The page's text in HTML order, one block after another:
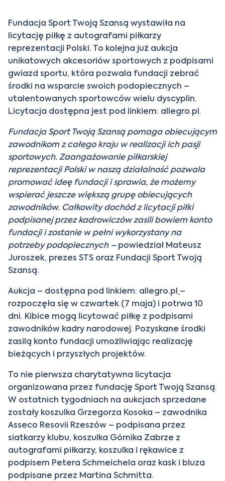
Fundacja Sport Twoją Szansą wystawiła na
licytację piłkę z autografami piłkarzy
reprezentacji Polski. To kolejna już aukcja
unikatowych akcesoriów sportowych z podpisami
gwiazd sportu, która pozwala fundacji zebrać
środki na wsparcie swoich podopiecznych –
utalentowanych sportowców wielu dyscyplin.
Licytacja dostępna jest pod linkiem: allegro.pl.
Fundacja Sport Twoją Szansą pomaga obiecującym
zawodnikom z całego kraju w realizacji ich pasji
sportowych. Zaangażowanie piłkarskiej
reprezentacji Polski w naszą działalność pozwala
promować ideę fundacji i sprawia, że możemy
wspierać jeszcze większą grupę obiecujących
zawodników. Całkowity dochód z licytacji piłki
podpisanej przez kadrowiczów zasili bowiem konto
fundacji i zostanie w pełni wykorzystany na
potrzeby podopiecznych –powiedział Mateusz
Juroszek, prezes STS oraz Fundacji Sport Twoją
Szansą.
Aukcja – dostępna pod linkiem: allegro.pl –
rozpoczęła się w czwartek (7 maja) i potrwa 10
dni. Kibice mogą licytować piłkę z podpisami
zawodników kadry narodowej. Pozyskane środki
zasilą konto fundacji umożliwiając realizację
bieżących i przyszłych projektów.
To nie pierwsza charytatywna licytacja
organizowana przez fundację Sport Twoją Szansą.
W ostatnich tygodniach na aukcjach sprzedane
zostały koszulka Grzegorza Kosoka – zawodnika
Asseco Resovii Rzeszów – podpisana przez
siatkarzy klubu, koszulka Górnika Zabrze z
autografami piłkarzy, koszulka i rękawice z
podpisem Petera Schmeichela oraz kask i bluza
podpisane przez Martina Schmitta.